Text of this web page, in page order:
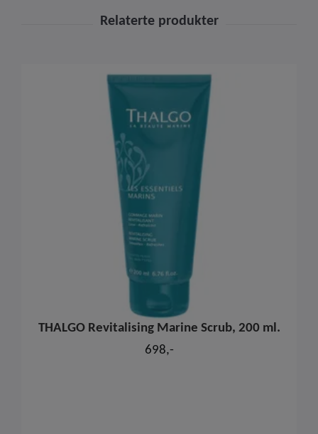
THALGO Revitalising Marine Scrub, 200 ml.
698,-